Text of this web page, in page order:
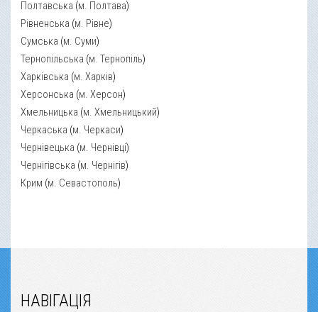
Полтавська (м. Полтава)
Рівненська (м. Рівне)
Сумська (м. Суми)
Тернопільська (м. Тернопіль)
Харківська (м. Харків)
Херсонська (м. Херсон)
Хмельницька (м. Хмельницький)
Черкаська (м. Черкаси)
Чернівецька (м. Чернівці)
Чернігівська (м. Чернігів)
Крим (м. Севастополь)
НАВІГАЦІЯ